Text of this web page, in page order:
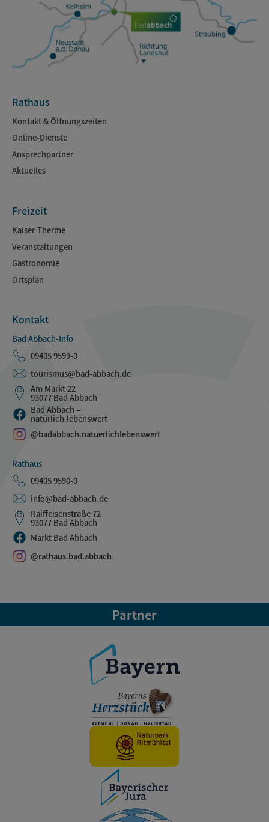
Rathaus
Kontakt & Öffnungszeiten
Online-Dienste
Ansprechpartner
Aktuelles
Freizeit
Kaiser-Therme
Veranstaltungen
Gastronomie
Ortsplan
Kontakt
Bad Abbach-Info
09405 9599-0
tourismus@bad-abbach.de
Am Markt 22
93077 Bad Abbach
Bad Abbach –
natürlich.lebenswert
@badabbach.natuerlichlebenswert
Rathaus
09405 9590-0
info@bad-abbach.de
Raiffeisenstraße 72
93077 Bad Abbach
Markt Bad Abbach
@rathaus.bad.abbach
Partner